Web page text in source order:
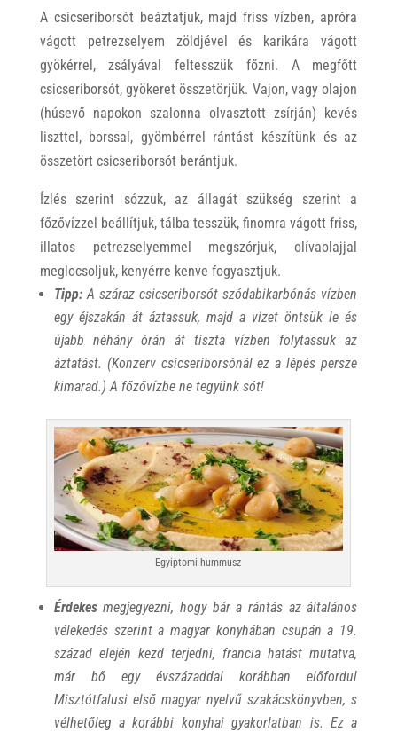
A csicseriborsót beáztatjuk, majd friss vízben, apróra
vágott petrezselyem zöldjével és karikára vágott
gyökérrel, zsályával feltesszük főzni. A megfőtt
csicseriborsót, gyökeret összetörjük. Vajon, vagy olajon
(húsevő napokon szalonna olvasztott zsírján) kevés
liszttel, borssal, gyömbérrel rántást készítünk és az
összetört csicseriborsót berántjuk.
Ízlés szerint sózzuk, az állagát szükség szerint a
főzővízzel beállítjuk, tálba tesszük, finomra vágott friss,
illatos petrezselyemmel megszórjuk, olívaolajjal
meglocsoljuk, kenyérre kenve fogyasztjuk.
Tipp:A száraz csicseriborsót szódabikarbónás vízben
egy éjszakán át áztassuk, majd a vizet öntsük le és
újabb néhány órán át tiszta vízben folytassuk az
áztatást. (Konzerv csicseriborsónál ez a lépés persze
kimarad.) A főzővízbe ne tegyünk sót!
Egyiptomi hummusz
Érdekesmegjegyezni, hogy bár a rántás az általános
vélekedés szerint a magyar konyhában csupán a 19.
század elején kezd terjedni, francia hatást mutatva,
már bő egy évszázaddal korábban előfordul
Misztótfalusi első magyar nyelvű szakácskönyvben, s
vélhetőleg a korábbi konyhai gyakorlatban is. Ez a